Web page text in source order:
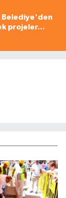
projeler...